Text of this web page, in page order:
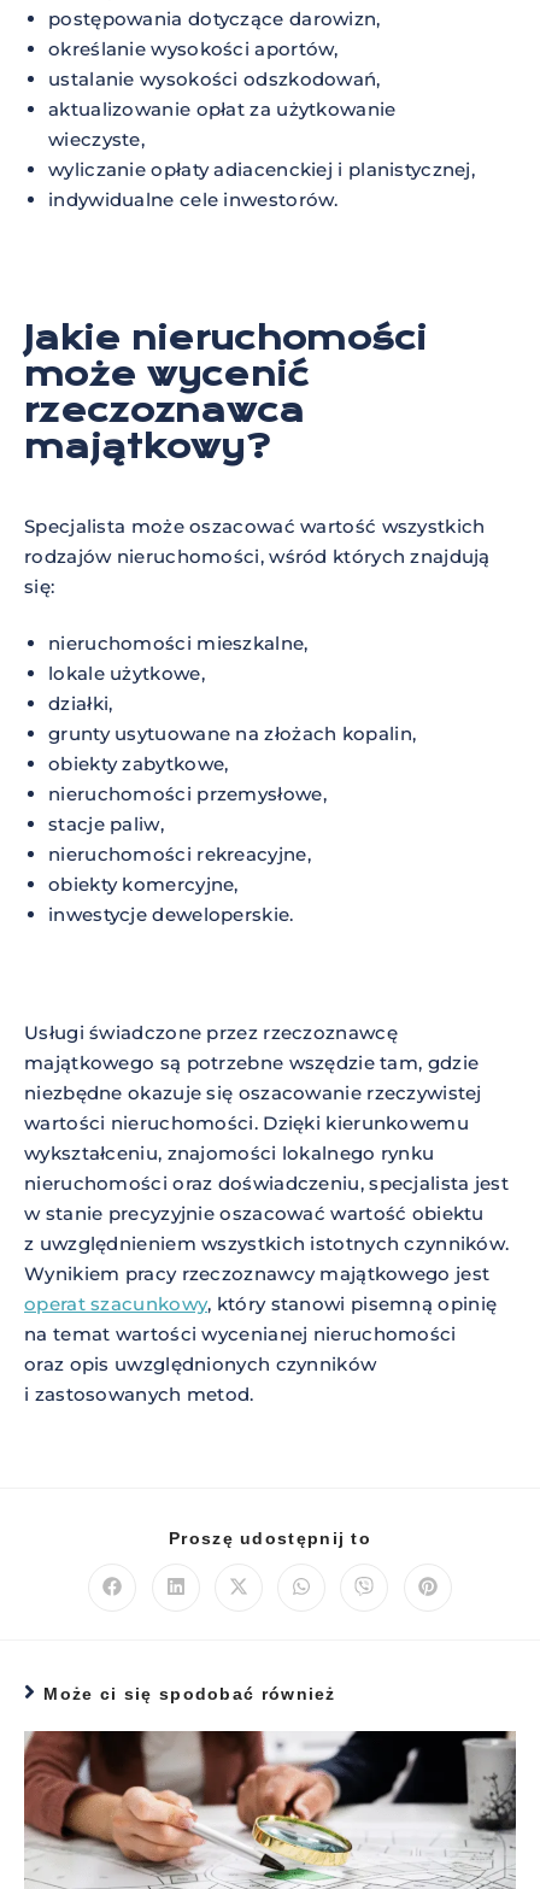
postępowania dotyczące darowizn,
określanie wysokości aportów,
ustalanie wysokości odszkodowań,
aktualizowanie opłat za użytkowanie
wieczyste,
wyliczanie opłaty adiacenckiej i planistycznej,
indywidualne cele inwestorów.
Jakie nieruchomości
może wycenić
rzeczoznawca
majątkowy?
Specjalista może oszacować wartość wszystkich
rodzajów nieruchomości, wśród których znajdują
się:
nieruchomości mieszkalne,
lokale użytkowe,
działki,
grunty usytuowane na złożach kopalin,
obiekty zabytkowe,
nieruchomości przemysłowe,
stacje paliw,
nieruchomości rekreacyjne,
obiekty komercyjne,
inwestycje deweloperskie.
Usługi świadczone przez rzeczoznawcę
majątkowego są potrzebne wszędzie tam, gdzie
niezbędne okazuje się oszacowanie rzeczywistej
wartości nieruchomości. Dzięki kierunkowemu
wykształceniu, znajomości lokalnego rynku
nieruchomości oraz doświadczeniu, specjalista jest
w stanie precyzyjnie oszacować wartość obiektu
z uwzględnieniem wszystkich istotnych czynników.
Wynikiem pracy rzeczoznawcy majątkowego jest
operat szacunkowy, który stanowi pisemną opinię
na temat wartości wycenianej nieruchomości
oraz opis uwzględnionych czynników
i zastosowanych metod.
Proszę udostępnij to
Może ci się spodobać również